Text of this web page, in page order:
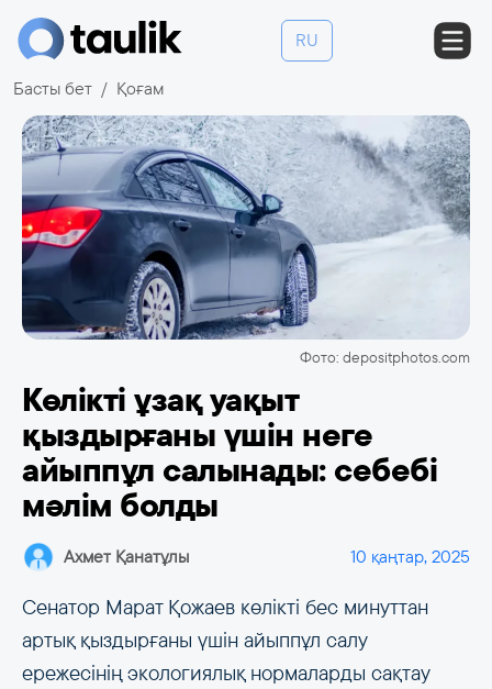
RU
Басты бет Қоғам
Фото: depositphotos.com
Көлікті ұзақ уақыт
қыздырғаны үшін неге
айыппұл салынады: себебі
мәлім болды
Ахмет Қанатұлы 10 қаңтар, 2025
Сенатор Марат Қожаев көлікті бес минуттан
артық қыздырғаны үшін айыппұл салу
ережесінің экологиялық нормаларды сақтау